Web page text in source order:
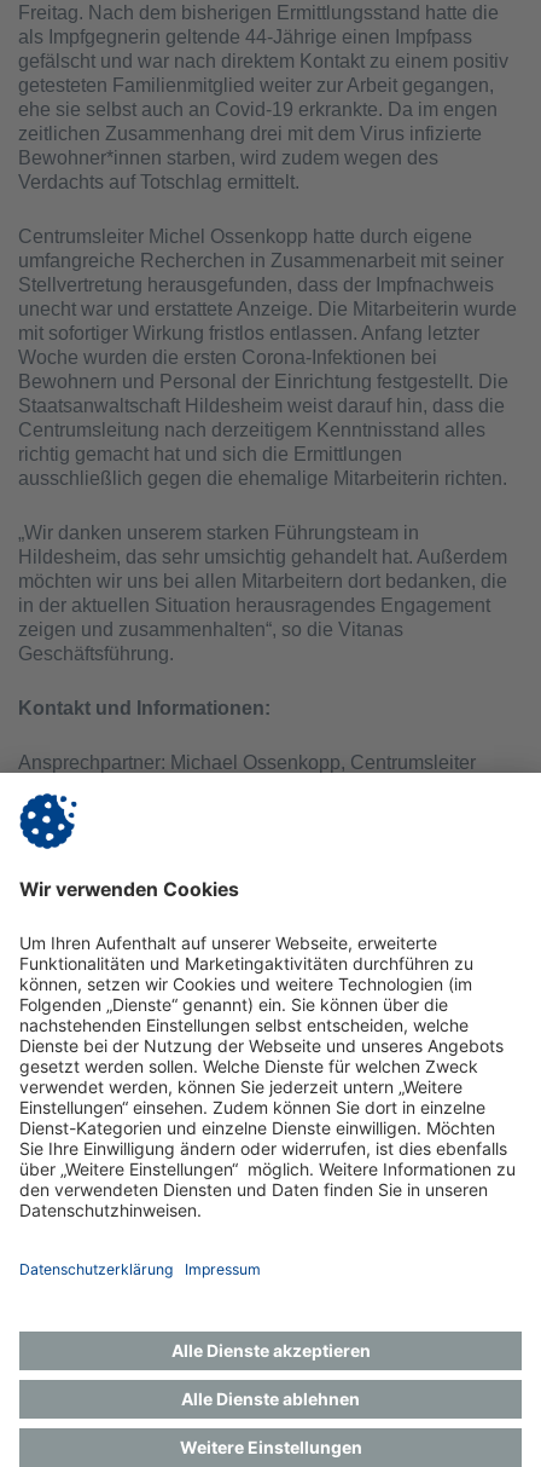
Freitag. Nach dem bisherigen Ermittlungsstand hatte die
als Impfgegnerin geltende 44-Jährige einen Impfpass
gefälscht und war nach direktem Kontakt zu einem positiv
getesteten Familienmitglied weiter zur Arbeit gegangen,
ehe sie selbst auch an Covid-19 erkrankte. Da im engen
zeitlichen Zusammenhang drei mit dem Virus infizierte
Bewohner*innen starben, wird zudem wegen des
Verdachts auf Totschlag ermittelt.
Centrumsleiter Michel Ossenkopp hatte durch eigene
umfangreiche Recherchen in Zusammenarbeit mit seiner
Stellvertretung herausgefunden, dass der Impfnachweis
unecht war und erstattete Anzeige. Die Mitarbeiterin wurde
mit sofortiger Wirkung fristlos entlassen. Anfang letzter
Woche wurden die ersten Corona-Infektionen bei
Bewohnern und Personal der Einrichtung festgestellt. Die
Staatsanwaltschaft Hildesheim weist darauf hin, dass die
Centrumsleitung nach derzeitigem Kenntnisstand alles
richtig gemacht hat und sich die Ermittlungen
ausschließlich gegen die ehemalige Mitarbeiterin richten.
„Wir danken unserem starken Führungsteam in
Hildesheim, das sehr umsichtig gehandelt hat. Außerdem
möchten wir uns bei allen Mitarbeitern dort bedanken, die
in der aktuellen Situation herausragendes Engagement
zeigen und zusammenhalten“, so die Vitanas
Geschäftsführung.
Kontakt und Informationen:
Ansprechpartner: Michael Ossenkopp, Centrumsleiter
Harlessemstr. 2 | 31134 Hildesheim | Telefon: (05121) 28
40 - 0 |
| www.vitanas.de/amloensbruch
Zurück
Datenschutz